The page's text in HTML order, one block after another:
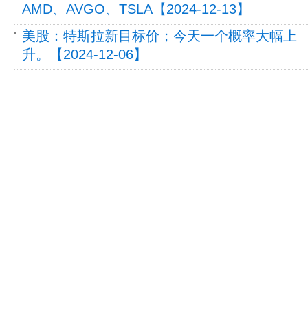
AMD、AVGO、TSLA【2024-12-13】
美股：特斯拉新目标价；今天一个概率大幅上
升。【2024-12-06】